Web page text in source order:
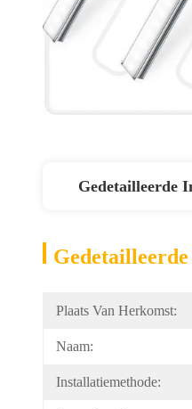
Gedetailleerde
Plaats Van Herkomst:
Naam:
Installatiemethode: